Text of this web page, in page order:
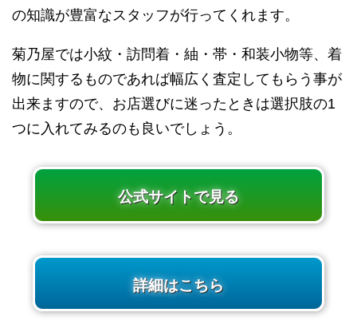
の知識が豊富なスタッフが行ってくれます。
菊乃屋では小紋・訪問着・紬・帯・和装小物等、着
物に関するものであれば幅広く査定してもらう事が
出来ますので、お店選びに迷ったときは選択肢の1
つに入れてみるのも良いでしょう。
公式サイトで見る
詳細はこちら